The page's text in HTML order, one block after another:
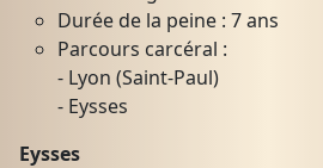
Durée de la peine : 7 ans
Parcours carcéral :
- Lyon (Saint-Paul)
- Eysses
Eysses